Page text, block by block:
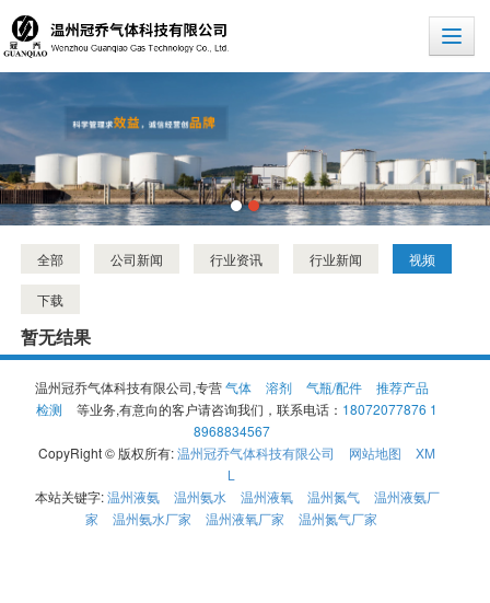
全部 公司新闻 行业资讯 行业新闻 视频
下载
暂无结果
温州冠乔气体科技有限公司,专营气体 溶剂 气瓶/配件
推荐产品
检测
等业务,有意向的客户请咨询我们，联系电话： 18072077876 1
8968834567
CopyRight © 版权所有:温州冠乔气体科技有限公司 网站地图
XM
L
本站关键字:温州液氨 温州氨水 温州液氧 温州氮气
温州液氨厂
家
温州氨水厂家 温州液氧厂家 温州氮气厂家